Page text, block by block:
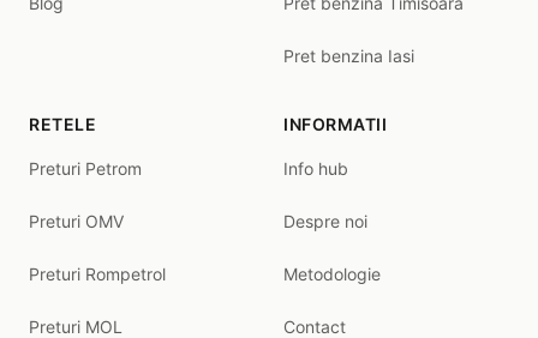
Pret benzina Iasi
RETELE
Preturi Petrom
Preturi OMV
Preturi Rompetrol
Preturi MOL
INFORMATII
Info hub
Despre noi
Metodologie
Contact